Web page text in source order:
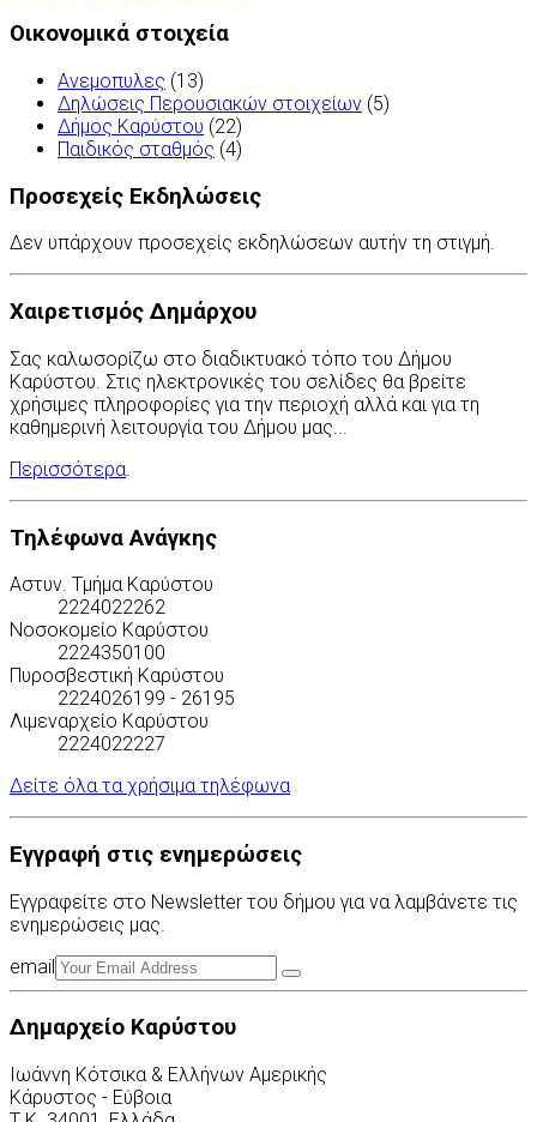
Οικονομικά στοιχεία
Ανεμοπυλες (13)
Δηλώσεις Περουσιακών στοιχείων (5)
Δήμος Καρύστου (22)
Παιδικός σταθμός (4)
Προσεχείς Εκδηλώσεις
Δεν υπάρχουν προσεχείς εκδηλώσεων αυτήν τη στιγμή.
Χαιρετισμός Δημάρχου
Σας καλωσορίζω στο διαδικτυακό τόπο του Δήμου
Καρύστου. Στις ηλεκτρονικές του σελίδες θα βρείτε
χρήσιμες πληροφορίες για την περιοχή αλλά και για τη
καθημερινή λειτουργία του Δήμου μας...
Περισσότερα.
Τηλέφωνα Ανάγκης
Αστυν. Τμήμα Καρύστου
2224022262
Νοσοκομείο Καρύστου
2224350100
Πυροσβεστική Καρύστου
2224026199 - 26195
Λιμεναρχείο Καρύστου
2224022227
Δείτε όλα τα χρήσιμα τηλέφωνα
Εγγραφή στις ενημερώσεις
Εγγραφείτε στο Newsletter του δήμου για να λαμβάνετε τις
ενημερώσεις μας.
email
Δημαρχείο Καρύστου
Ιωάννη Κότσικα & Ελλήνων Αμερικής
Κάρυστος - Εύβοια